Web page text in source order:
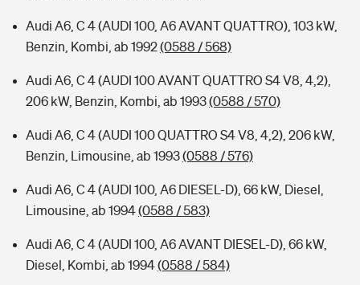
Audi A6, C 4 (AUDI 100, A6 AVANT QUATTRO), 103 kW,
Benzin, Kombi, ab 1992(0588 / 568)
Audi A6, C 4 (AUDI 100 AVANT QUATTRO S4 V8, 4,2),
206 kW, Benzin, Kombi, ab 1993(0588 / 570)
Audi A6, C 4 (AUDI 100 QUATTRO S4 V8, 4,2), 206 kW,
Benzin, Limousine, ab 1993(0588 / 576)
Audi A6, C 4 (AUDI 100, A6 DIESEL-D), 66 kW, Diesel,
Limousine, ab 1994(0588 / 583)
Audi A6, C 4 (AUDI 100, A6 AVANT DIESEL-D), 66 kW,
Diesel, Kombi, ab 1994(0588 / 584)